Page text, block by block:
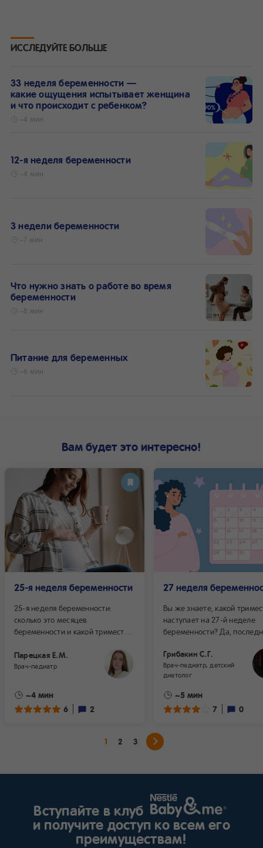
ИССЛЕДУЙТЕ БОЛЬШЕ
33 неделя беременности —
какие ощущения испытывает женщина
и что происходит с ребенком?
~4 мин
12-я неделя беременности
~4 мин
3 недели беременности
~7 мин
Что нужно знать о работе во время
беременности
~8 мин
Питание для беременных
~6 мин
Вам будет это интересно!
25-я неделя беременности
25-я неделя беременности:
сколько это месяцев
беременности и какой триместр?
23 недели. Вы находитесь
на седьмом месяце
беременности, а если более
точно, у вас сейчас шесть
месяцев и одна неделя
беременности.
Парецкая Е.М.
Врач-педиатр
~4 мин
6
2
27 неделя
Вы же знаете, какой
наступает на 27-й неделе
беременности? Да,
уже позади! Вы ощущаете все
больше изменений в своем
организме. Размеры матки
увеличились настолько, что
влияет на многие
функции. Стало тяжелее
сидеть, возросли нагрузки
труднее, и при засыпании
Грибакин С.Г.
Врач-педиатр, детский
диетолог
~5 мин
7
0
1 2 3
Вступайте в клуб
и получите доступ ко всем его
преимуществам!